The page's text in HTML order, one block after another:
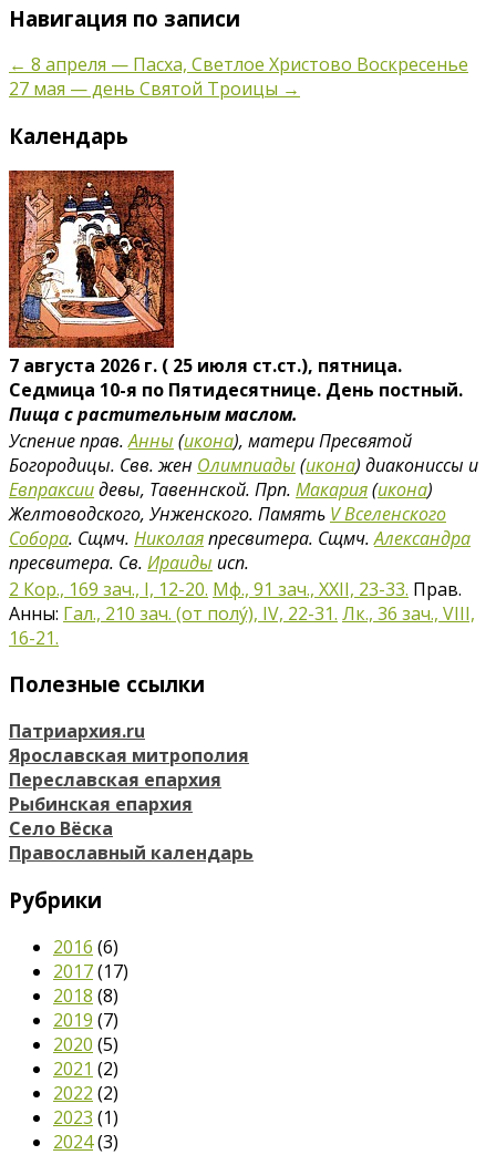
Навигация по записи
← 8 апреля — Пасха, Светлое Христово Воскресенье
27 мая — день Святой Троицы →
Календарь
7 августа 2026 г. ( 25 июля ст.ст.), пятница.
Седмица 10-я по Пятидесятнице. День постный.
Пища с растительным маслом.
Успение прав.Анны (икона), матери Пресвятой
Богородицы. Свв. жен Олимпиады (икона) диакониссы и
Евпраксиидевы, Тавеннской. Прп. Макария(икона)
Желтоводского, Унженского. Память V Вселенского
Собора. Сщмч. Николаяпресвитера. Сщмч.Александра
пресвитера. Св. Ираиды исп.
2 Кор., 169 зач., I, 12-20. Мф., 91 зач., XXII, 23-33. Прав.
Анны: Гал., 210 зач. (от полу́), IV, 22-31. Лк., 36 зач., VIII,
16-21.
Полезные ссылки
Патриархия.ru
Ярославская митрополия
Переславская епархия
Рыбинская епархия
Село Вёска
Православный календарь
Рубрики
2016 (6)
2017(17)
2018 (8)
2019 (7)
2020 (5)
2021 (2)
2022 (2)
2023 (1)
2024(3)